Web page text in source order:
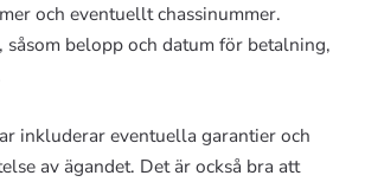
och eventuellt chassinummer.
belopp och datum för betalning,
inkluderar eventuella garantier och
av ägandet. Det är också bra att